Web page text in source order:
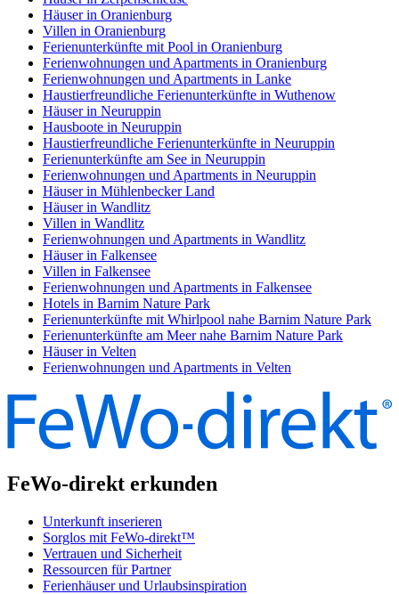
Häuser in Oranienburg
Villen in Oranienburg
Ferienunterkünfte mit Pool in Oranienburg
Ferienwohnungen und Apartments in Oranienburg
Ferienwohnungen und Apartments in Lanke
Haustierfreundliche Ferienunterkünfte in Wuthenow
Häuser in Neuruppin
Hausboote in Neuruppin
Haustierfreundliche Ferienunterkünfte in Neuruppin
Ferienunterkünfte am See in Neuruppin
Ferienwohnungen und Apartments in Neuruppin
Häuser in Mühlenbecker Land
Häuser in Wandlitz
Villen in Wandlitz
Ferienwohnungen und Apartments in Wandlitz
Häuser in Falkensee
Villen in Falkensee
Ferienwohnungen und Apartments in Falkensee
Hotels in Barnim Nature Park
Ferienunterkünfte mit Whirlpool nahe Barnim Nature Park
Ferienunterkünfte am Meer nahe Barnim Nature Park
Häuser in Velten
Ferienwohnungen und Apartments in Velten
FeWo-direkt erkunden
Unterkunft inserieren
Sorglos mit FeWo-direkt™
Vertrauen und Sicherheit
Ressourcen für Partner
Ferienhäuser und Urlaubsinspiration